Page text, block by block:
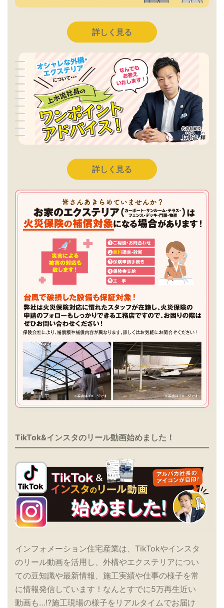
詳しく見る
詳しく見る
TikTok&インスタのリール動画始めました！
インフォメーション住宅産業は、TikTokやインスタ
のリール動画を活用し、外構やエクステリアについ
ての豆知識や最新情報、施工実績や仕事の様子を常
に情報発信しています！なんとすでに5万再生近い
動画も…!?施工現場の様子をリアルタイムでお届け